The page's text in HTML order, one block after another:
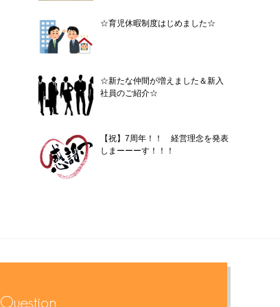
☆育児休暇制度はじめました☆
☆新たな仲間が増えました＆新入
社員のご紹介☆
【祝】7周年！！ 経営理念を発表
しまーーーす！！！
Question